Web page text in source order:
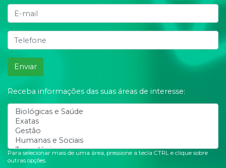
Enviar
Receba informações das suas áreas de interesse:
Para selecionar mais de uma área, pressione a tecla CTRL e clique sobre
outras opções.